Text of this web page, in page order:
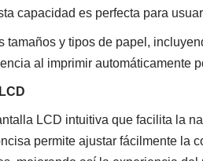
capacidad es perfecta para
tamaños y tipos de papel,
al imprimir automáticamente
LCD intuitiva que facilita la
permite ajustar fácilmente la